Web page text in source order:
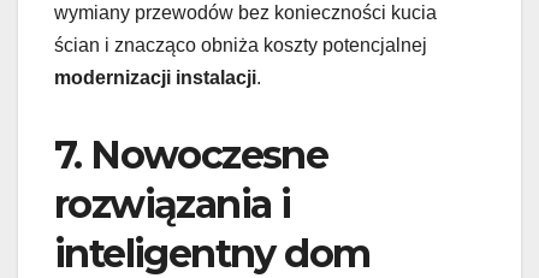
wymiany przewodów bez konieczności kucia
ścian i znacząco obniża koszty potencjalnej
modernizacji instalacji.
7. Nowoczesne
rozwiązania i
inteligentny dom